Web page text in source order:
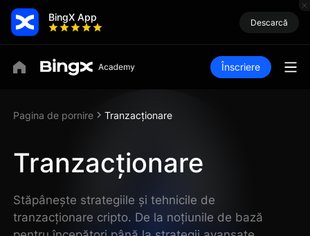
BingX App Descarcă
Înscriere
Pagina de pornire Tranzacționare
Tranzacționare
Stăpânește strategiile și tehnicile de
tranzacționare cripto. De la noțiunile de bază